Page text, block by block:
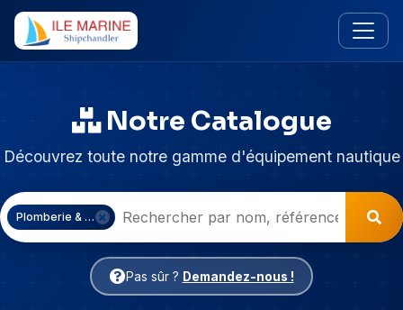
Notre Catalogue
Découvrez toute notre gamme d'équipement nautique
Plomberie & Eau
Pas sûr ? Demandez-nous !